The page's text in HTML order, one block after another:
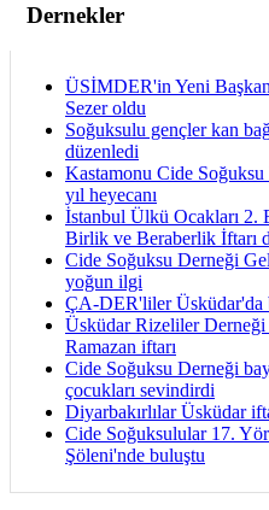
Dernekler
ÜSİMDER'in Yeni
Sezer oldu
Soğuksulu gençler kan
düzenledi
Kastamonu Cide
yıl heyecanı
İstanbul Ülkü Ocakları 2.
Birlik ve Beraberlik İftarı
Cide Soğuksu Derneği
yoğun ilgi
ÇA-DER'liler Üsküdar'da
Üsküdar Rizeliler Derneği
Ramazan iftarı
Cide Soğuksu Derneği
çocukları sevindirdi
Diyarbakırlılar Üsküdar
Cide Soğuksulular 17.
Şöleni'nde buluştu